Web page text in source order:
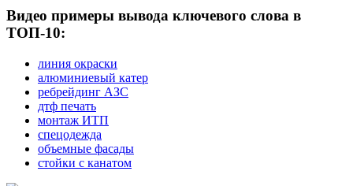
Видео примеры вывода ключевого слова в
ТОП-10:
линия окраски
алюминиевый катер
ребрейдинг АЗС
дтф печать
монтаж ИТП
спецодежда
объемные фасады
стойки с канатом